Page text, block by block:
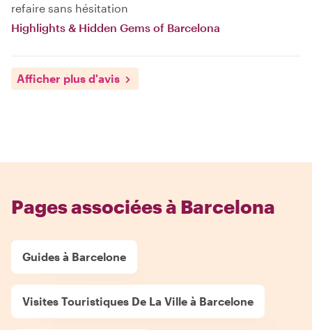
refaire sans hésitation
Highlights & Hidden Gems of Barcelona
Afficher plus d'avis
Pages associées à Barcelona
Guides à Barcelone
Visites Touristiques De La Ville à Barcelone